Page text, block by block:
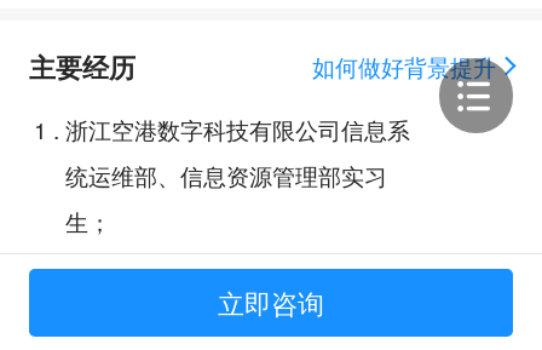
主要经历
如何做好背景提升
1 . 浙江空港数字科技有限公司信息系
统运维部、信息资源管理部实习
生；
2.洛阳牡丹通讯股份有限公司培训中
立即咨询